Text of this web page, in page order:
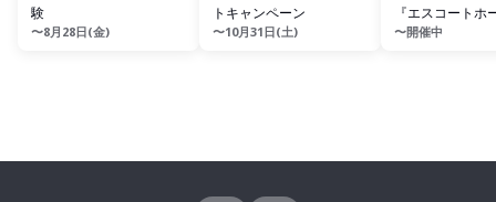
験
〜8月28日(金)
トキャンペーン
〜10月31日(土)
『エスコートホ
〜開催中